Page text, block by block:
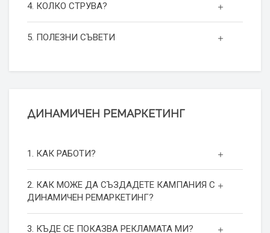
4. КОЛКО СТРУВА?
5. ПОЛЕЗНИ СЪВЕТИ
ДИНАМИЧЕН РЕМАРКЕТИНГ
1. КАК РАБОТИ?
2. КАК МОЖЕ ДА СЪЗДАДЕТЕ КАМПАНИЯ С
ДИНАМИЧЕН РЕМАРКЕТИНГ?
3. КЪДЕ СЕ ПОКАЗВА РЕКЛАМАТА МИ?